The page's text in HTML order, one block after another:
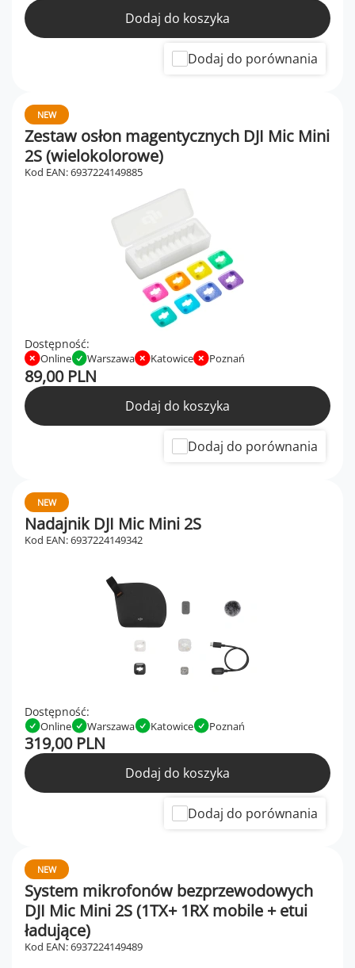
Dodaj do koszyka
Dodaj do porównania
NEW
Zestaw osłon magentycznych DJI Mic Mini
2S (wielokolorowe)
Kod EAN: 6937224149885
Dostępność:
Online Warszawa Katowice Poznań
89,00 PLN
Dodaj do koszyka
Dodaj do porównania
NEW
Nadajnik DJI Mic Mini 2S
Kod EAN: 6937224149342
Dostępność:
Online Warszawa Katowice Poznań
319,00 PLN
Dodaj do koszyka
Dodaj do porównania
NEW
System mikrofonów bezprzewodowych
DJI Mic Mini 2S (1TX+ 1RX mobile + etui
ładujące)
Kod EAN: 6937224149489